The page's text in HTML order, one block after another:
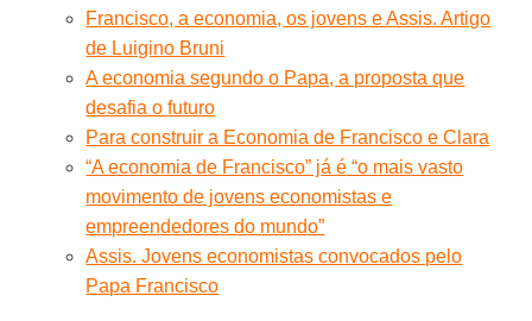
Francisco, a economia, os jovens e Assis. Artigo
de Luigino Bruni
A economia segundo o Papa, a proposta que
desafia o futuro
Para construir a Economia de Francisco e Clara
“A economia de Francisco” já é “o mais vasto
movimento de jovens economistas e
empreendedores do mundo”
Assis. Jovens economistas convocados pelo
Papa Francisco